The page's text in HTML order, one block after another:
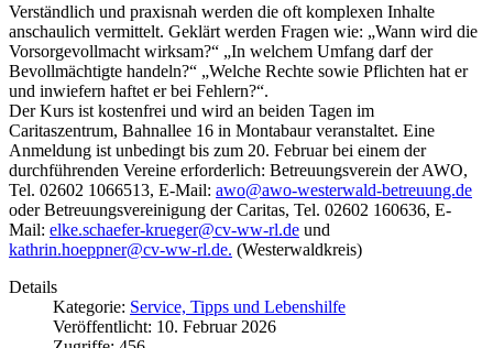
Verständlich und praxisnah werden die oft komplexen Inhalte
anschaulich vermittelt. Geklärt werden Fragen wie: „Wann wird die
Vorsorgevollmacht wirksam?“ „In welchem Umfang darf der
Bevollmächtigte handeln?“ „Welche Rechte sowie Pflichten hat er
und inwiefern haftet er bei Fehlern?“.
Der Kurs ist kostenfrei und wird an beiden Tagen im
Caritaszentrum, Bahnallee 16 in Montabaur veranstaltet. Eine
Anmeldung ist unbedingt bis zum 20. Februar bei einem der
durchführenden Vereine erforderlich: Betreuungsverein der AWO,
Tel. 02602 1066513, E-Mail: awo@awo-westerwald-betreuung.de
oder Betreuungsvereinigung der Caritas, Tel. 02602 160636, E-
Mail: elke.schaefer-krueger@cv-ww-rl.de und
kathrin.hoeppner@cv-ww-rl.de. (Westerwaldkreis)
Details
Kategorie: Service, Tipps und Lebenshilfe
Veröffentlicht: 10. Februar 2026